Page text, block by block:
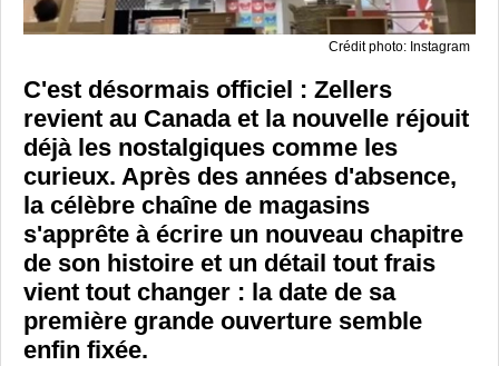
Crédit photo: Instagram
C'est désormais officiel : Zellers
revient au Canada et la nouvelle réjouit
déjà les nostalgiques comme les
curieux. Après des années d'absence,
la célèbre chaîne de magasins
s'apprête à écrire un nouveau chapitre
de son histoire et un détail tout frais
vient tout changer : la date de sa
première grande ouverture semble
enfin fixée.